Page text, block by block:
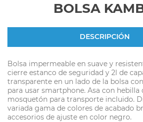
BOLSA
DESCRIPCIÓN
Bolsa impermeable en suave y
cierre estanco de seguridad y 2l de
transparente en un lado de la bolsa
para usar smartphone. Asa con hebilla
mosquetón para transporte incluido.
variada gama de colores de acabado
accesorios de ajuste en color negro.